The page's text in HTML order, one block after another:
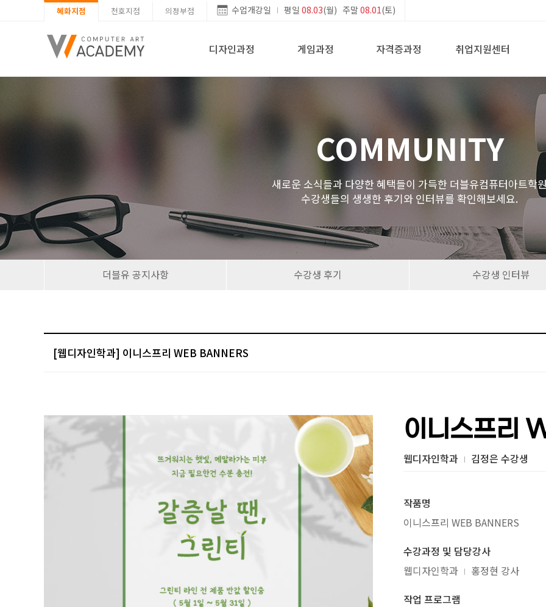
혜화지점 천호지점 의정부점 수업개강일 평일 08.03(월) 주말08.01(토)
디자인과정 게임과정 자격증과정 취업지원센터
COMMUNITY
새로운 소식들과 다양한 혜택들이 가득한 더블유컴퓨터아트학
수강생들의 생생한 후기와 인터뷰를 확인해보세요.
더블유 공지사항 수강생 후기 수강생 인터뷰
[웹디자인학과] 이니스프리 WEB BANNERS
이니스프리
웹디자인학과 김정은 수강생
작품명
이니스프리 WEB BANNERS
수강과정 및 담당강사
웹디자인학과
홍정현 강사
작업 프로그램